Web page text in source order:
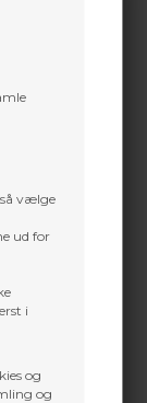
vælge
ud for
i
og
og